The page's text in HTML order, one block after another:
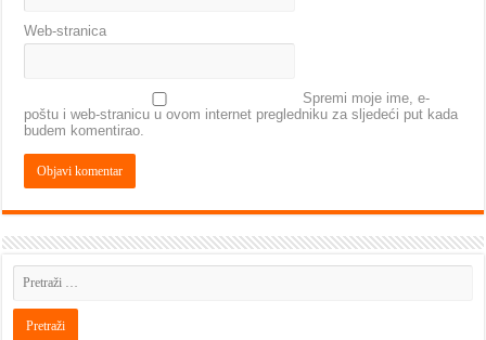
Web-stranica
Spremi moje ime, e-
poštu i web-stranicu u ovom internet pregledniku za sljedeći put kada
budem komentirao.